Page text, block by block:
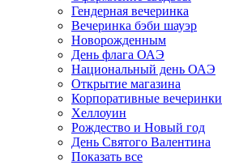
Гендерная вечеринка
Вечеринка бэби шауэр
Новорожденным
День флага ОАЭ
Национальный день ОАЭ
Открытие магазина
Корпоративные вечеринки
Хеллоуин
Рождество и Новый год
День Святого Валентина
Показать все